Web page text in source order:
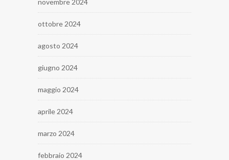
novembre 2024
ottobre 2024
agosto 2024
giugno 2024
maggio 2024
aprile 2024
marzo 2024
febbraio 2024